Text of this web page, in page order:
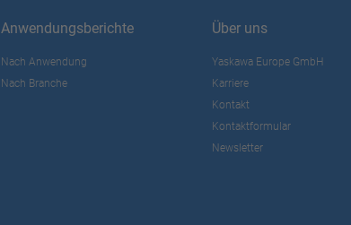
Anwendungsberichte
Nach Anwendung
Nach Branche
Über uns
Yaskawa Europe GmbH
Karriere
Kontakt
Kontaktformular
Newsletter